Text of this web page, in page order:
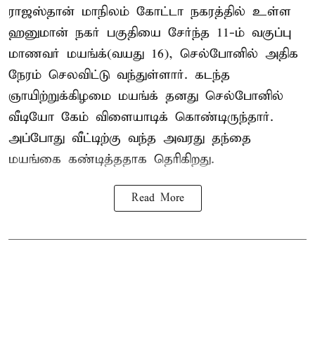
ராஜஸ்தான் மாநிலம் கோட்டா நகரத்தில் உள்ள
ஹனுமான் நகர் பகுதியை சேர்ந்த 11-ம் வகுப்பு
மாணவர் மயங்க்(வயது 16), செல்போனில் அதிக
நேரம் செலவிட்டு வந்துள்ளார். கடந்த
ஞாயிற்றுக்கிழமை மயங்க் தனது செல்போனில்
வீடியோ கேம் விளையாடிக் கொண்டிருந்தார்.
அப்போது வீட்டிற்கு வந்த அவரது தந்தை
மயங்கை கண்டித்ததாக தெரிகிறது.
Read More